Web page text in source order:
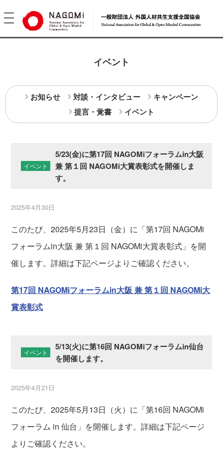
toggle
navigation
イベント
お知らせ 対談・インタビュー
キャンペーン
提言・覚書
イベント
イベント
5/23(金)に第17回 NAGOMiフォーラムin大阪
兼 第１回 NAGOMi大賞表彰式を開催しま
す。
2025年4月30日
このたび、2025年5月23日（金）に「第17回 NAGOMi
フォーラムin大阪 兼 第１回 NAGOMi大賞表彰式」を開
催します。詳細は下記ページよりご確認ください。
第17回 NAGOMiフォーラムin大阪 兼 第１回 NAGOMi大
賞表彰式
イベント
5/13(火)に第16回 NAGOMiフォーラムin仙台
を開催します。
2025年4月21日
このたび、2025年5月13日（火）に「第16回 NAGOMi
フォーラム in 仙台」を開催します。詳細は下記ページ
よりご確認ください。